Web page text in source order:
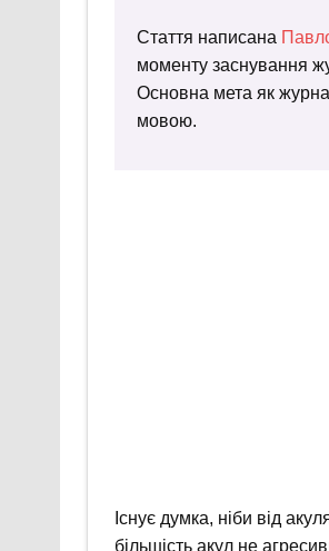
Стаття написана
моменту заснування
Основна мета як
мовою.
Існує думка, ніби від
більшість акул не